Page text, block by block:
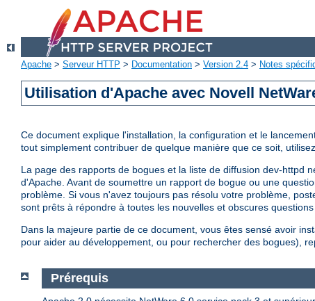
Apache > Serveur HTTP > Documentation > Version 2.4 > Notes
Utilisation d'Apache avec Novell
Ce document explique l'installation, la configuration et le
tout simplement contribuer de quelque manière que ce soit,
La page des rapports de bogues et la liste de diffusion dev-httpd
d'Apache. Avant de soumettre un rapport de bogue ou une
problème. Si vous n'avez toujours pas résolu votre problème,
sont prêts à répondre à toutes les nouvelles et obscures
Dans la majeure partie de ce document, vous êtes sensé avoir
pour aider au développement, ou pour rechercher des bogues),
Prérequis